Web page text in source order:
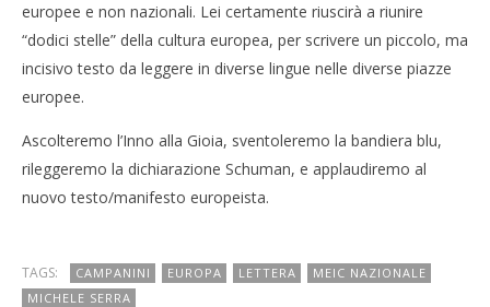
europee e non nazionali. Lei certamente riuscirà a riunire
“dodici stelle” della cultura europea, per scrivere un piccolo, ma
incisivo testo da leggere in diverse lingue nelle diverse piazze
europee.
Ascolteremo l’Inno alla Gioia, sventoleremo la bandiera blu,
rileggeremo la dichiarazione Schuman, e applaudiremo al
nuovo testo/manifesto europeista.
TAGS: CAMPANINI EUROPA LETTERA
MEIC NAZIONALE
MICHELE SERRA